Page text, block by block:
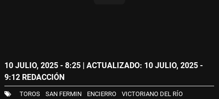
10 JULIO, 2025 - 8:25 | ACTUALIZADO: 10 JULIO, 2025 -
9:12 REDACCIÓN
TOROS SAN FERMIN ENCIERRO
VICTORIANO DEL RÍO